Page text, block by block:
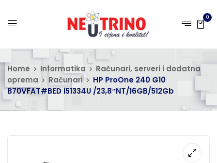
0
Home Informatika
Računari, serveri i dodatna
oprema
Računari
HP ProOne 240 G10
B70VFAT#BED i51334U /23,8″NT/16GB/512Gb